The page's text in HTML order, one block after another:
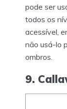
pode ser
todos os
acessível,
não usá-lo
ombros.
9.